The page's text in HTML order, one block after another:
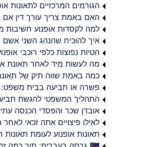
הגורמים המרכזיים לתאונות
האם באמת צריך עורך דין אם
למה לקסדות אופנוע חשיבות
איך להוכיח שהנהג השני אשם
הטיות נפוצות כלפי רוכבי
מה לעשות מיד לאחר תאונת
כמה באמת שווה תיק של
פשרה או תביעה בבית משפט:
התהליך המשפטי להגשת
אובדן שכר והפסדי הכנסה
לאילו פיצויים אתה זכאי
תאונות אופנוע לעומת